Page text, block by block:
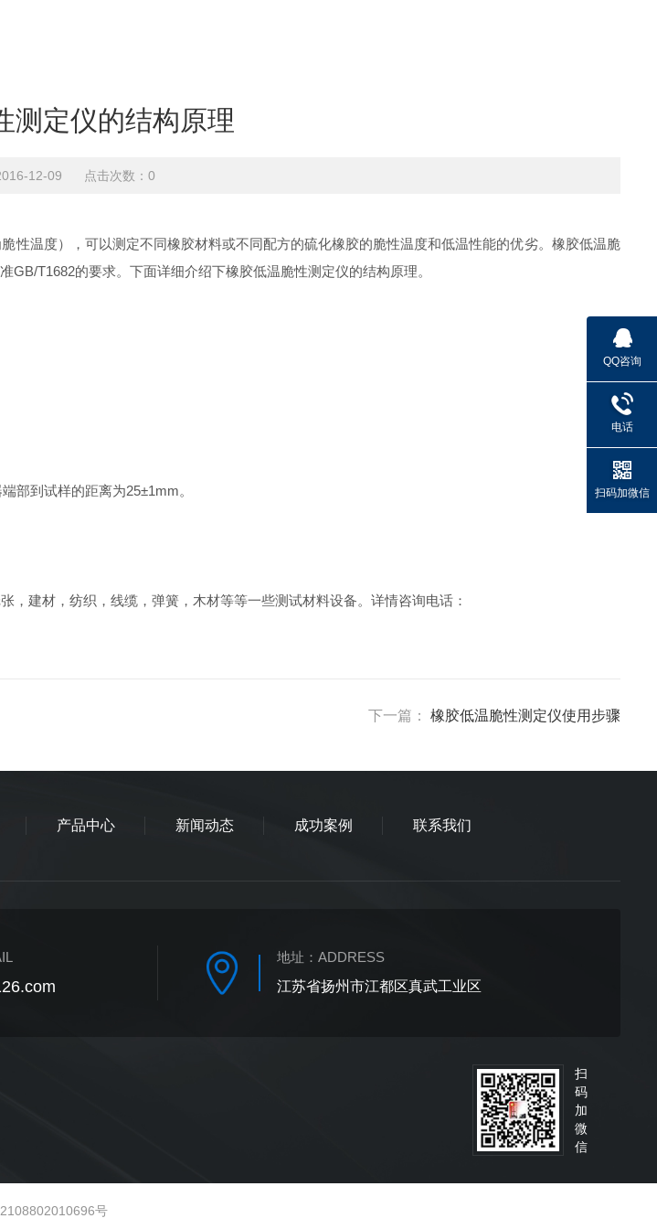
测定仪的结构原理
12-09 点击次数：0
性温度），可以测定不同橡胶材料或不同配方的硫化橡胶的脆性温度和低温性能的优劣。 橡胶低温脆
GB/T1682的要求。下面详细介绍下橡胶低温脆性测定仪的结构原理。
部到试样的距离为25±1mm。
建材，纺织，线缆，弹簧，木材等等一些测试材料设备。详情咨询电话：
下一篇： 橡胶低温脆性测定仪使用步骤
产品中心 新闻动态 成功案例 联系我们
地址：ADDRESS
江苏省扬州市江都区真武工业区
扫
码
加
微
信
QQ咨询
电话
扫码加微信
号